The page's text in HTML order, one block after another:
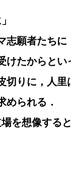
願者たちに
けたからと
切りに，人
められる．
を想像する